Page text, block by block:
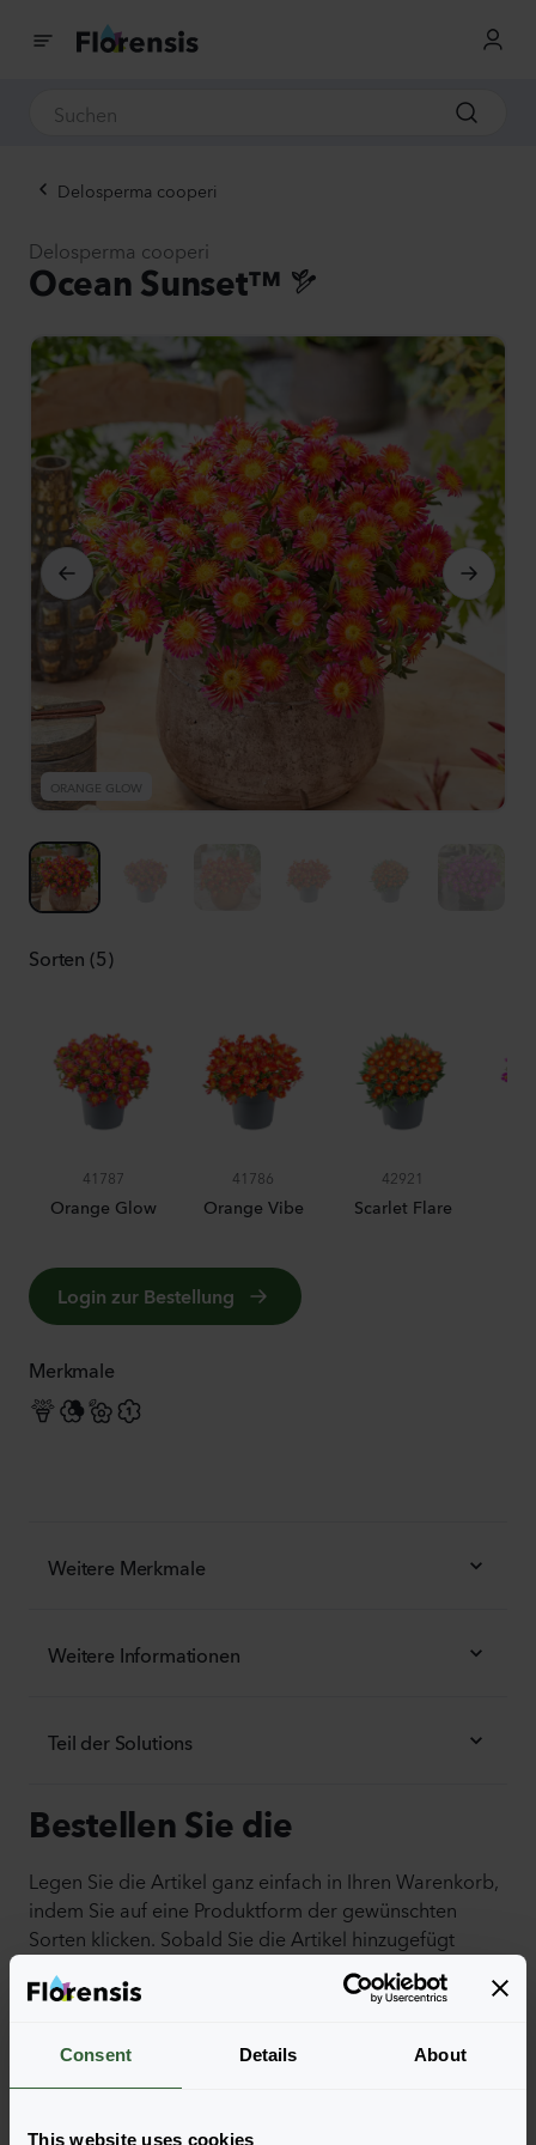
Consent Details About
This website uses cookies
Delosperma cooperi
Delosperma cooperi
Ocean Sunset™
ORANGE GLOW
Sorten (5)
41787
Orange Glow
41786
Orange Vibe
42921
Scarlet Flare
Login zur Bestellung
Merkmale
Weitere Merkmale
Weitere Informationen
Teil der Solutions
Bestellen Sie die
Legen Sie die Artikel ganz einfach in Ihren Warenkorb,
indem Sie auf eine Produktform der gewünschten
Sorten klicken. Sobald Sie die Artikel hinzugefügt
haben, wird Ihr Warenkorb unten angezeigt.